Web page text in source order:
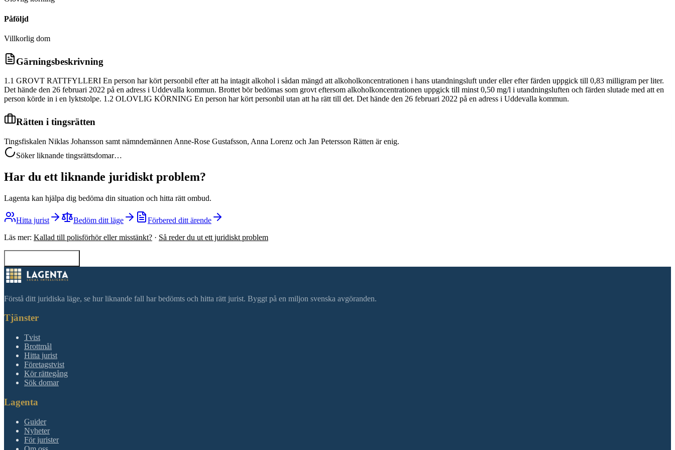
Påföljd
Villkorlig dom
Gärningsbeskrivning
1.1 GROVT RATTFYLLERI En person har kört personbil efter att ha intagit alkohol i sådan mängd att alkoholkoncentrationen i hans utandningsluft under eller efter färden uppgick till 0,83 milligram per liter.
Det hände den 26 februari 2022 på en adress i Uddevalla kommun. Brottet bör bedömas som grovt eftersom alkoholkoncentrationen uppgick till minst 0,50 mg/l i utandningsluften och färden slutade med att en
person körde in i en lyktstolpe. 1.2 OLOVLIG KÖRNING En person har kört personbil utan att ha rätt till det. Det hände den 26 februari 2022 på en adress i Uddevalla kommun.
Rätten i tingsrätten
Tingsfiskalen Niklas Johansson samt nämndemännen Anne-Rose Gustafsson, Anna Lorenz och Jan Petersson Rätten är enig.
Söker liknande tingsrättsdomar…
Har du ett liknande juridiskt problem?
Lagenta kan hjälpa dig bedöma din situation och hitta rätt ombud.
Hitta jurist Bedöm ditt läge
Förbered ditt ärende
Läs mer: Kallad till polisförhör eller misstänkt? · Så reder du ut ett juridiskt problem
Förstå ditt juridiska läge, se hur liknande fall har bedömts och hitta rätt jurist. Byggt på en miljon svenska avgöranden.
Tjänster
Tvist
Brottmål
Hitta jurist
Företagstvist
Kör rättegång
Sök domar
Lagenta
Guider
Nyheter
För jurister